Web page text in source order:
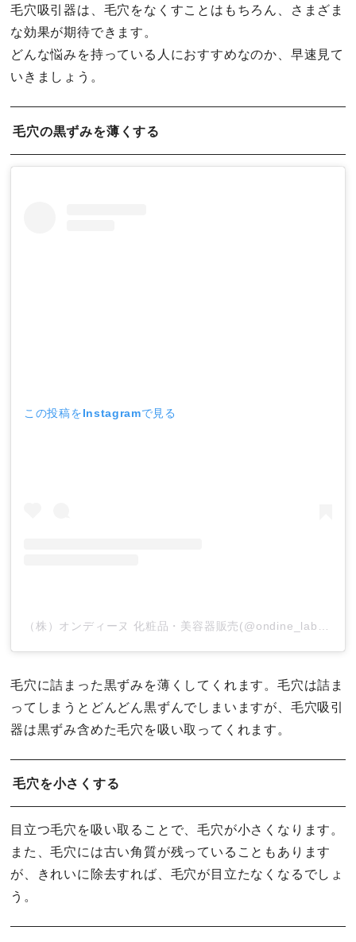
毛穴吸引器は、毛穴をなくすことはもちろん、さまざま
な効果が期待できます。
どんな悩みを持っている人におすすめなのか、早速見て
いきましょう。
毛穴の黒ずみを薄くする
この投稿をInstagramで見る
毛穴に詰まった黒ずみを薄くしてくれます。毛穴は詰ま
ってしまうとどんどん黒ずんでしまいますが、毛穴吸引
器は黒ずみ含めた毛穴を吸い取ってくれます。
毛穴を小さくする
目立つ毛穴を吸い取ることで、毛穴が小さくなります。
また、毛穴には古い角質が残っていることもあります
が、きれいに除去すれば、毛穴が目立たなくなるでしょ
う。